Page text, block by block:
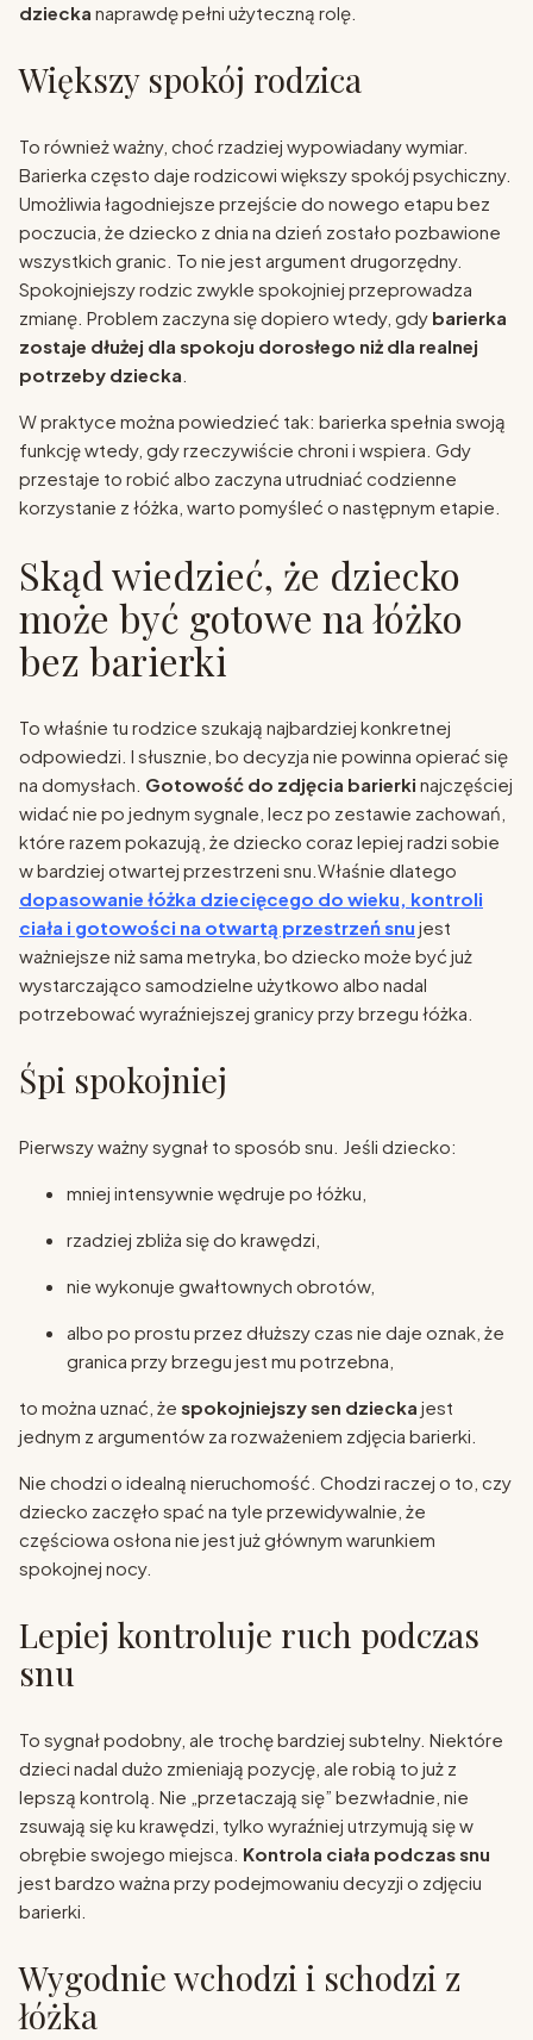
dziecka naprawdę pełni użyteczną rolę.
Większy spokój rodzica
To również ważny, choć rzadziej wypowiadany wymiar.
Barierka często daje rodzicowi większy spokój psychiczny.
Umożliwia łagodniejsze przejście do nowego etapu bez
poczucia, że dziecko z dnia na dzień zostało pozbawione
wszystkich granic. To nie jest argument drugorzędny.
Spokojniejszy rodzic zwykle spokojniej przeprowadza
zmianę. Problem zaczyna się dopiero wtedy, gdy barierka
zostaje dłużej dla spokoju dorosłego niż dla realnej
potrzeby dziecka
W praktyce można powiedzieć tak: barierka spełnia swoją
funkcję wtedy, gdy rzeczywiście chroni i wspiera. Gdy
przestaje to robić albo zaczyna utrudniać codzienne
korzystanie z łóżka, warto pomyśleć o następnym etapie.
Skąd wiedzieć, że dziecko
może być gotowe na łóżko
bez barierki
To właśnie tu rodzice szukają najbardziej konkretnej
odpowiedzi. I słusznie, bo decyzja nie powinna opierać się
na domysłach. Gotowość do zdjęcia barierki najczęściej
widać nie po jednym sygnale, lecz po zestawie zachowań,
które razem pokazują, że dziecko coraz lepiej radzi sobie
w bardziej otwartej przestrzeni snu.Właśnie dlatego
dopasowanie łóżka dziecięcego do wieku, kontroli
ciała i gotowości na otwartą przestrzeń snu jest
ważniejsze niż sama metryka, bo dziecko może być już
wystarczająco samodzielne użytkowo albo nadal
potrzebować wyraźniejszej granicy przy brzegu łóżka.
Śpi spokojniej
Pierwszy ważny sygnał to sposób snu. Jeśli dziecko:
mniej intensywnie wędruje po łóżku,
rzadziej zbliża się do krawędzi,
nie wykonuje gwałtownych obrotów,
albo po prostu przez dłuższy czas nie daje oznak, że
granica przy brzegu jest mu potrzebna,
to można uznać, że spokojniejszy sen dziecka jest
jednym z argumentów za rozważeniem zdjęcia barierki.
Nie chodzi o idealną nieruchomość. Chodzi raczej o to, czy
dziecko zaczęło spać na tyle przewidywalnie, że
częściowa osłona nie jest już głównym warunkiem
spokojnej nocy.
Lepiej kontroluje ruch podczas
snu
To sygnał podobny, ale trochę bardziej subtelny. Niektóre
dzieci nadal dużo zmieniają pozycję, ale robią to już z
lepszą kontrolą. Nie „przetaczają się” bezwładnie, nie
zsuwają się ku krawędzi, tylko wyraźniej utrzymują się w
obrębie swojego miejsca. Kontrola ciała podczas snu
jest bardzo ważna przy podejmowaniu decyzji o zdjęciu
barierki.
Wygodnie wchodzi i schodzi z
łóżka